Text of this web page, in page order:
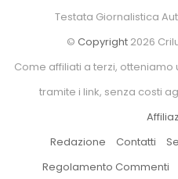
Testata Giornalistica
© Copyright 2026
Come affiliati a terzi,
tramite i link, senza costi
Redazione
Contatti
Regolamento Commenti